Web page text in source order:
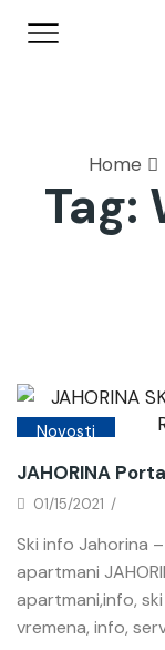
Home
Tag:
Novosti
JAHORINA
01/15/2021 /
Ski info Jahorina
apartmani
apartmani,info,
vremena, info,